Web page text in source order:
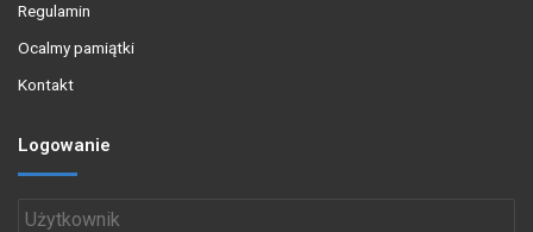
Regulamin
Ocalmy pamiątki
Kontakt
Logowanie